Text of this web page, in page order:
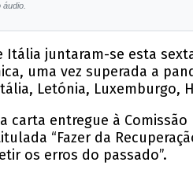
Itália juntaram-se esta
uma vez superada a
Letónia, Luxemburgo,
carta entregue à
“Fazer da
os erros do passado”.